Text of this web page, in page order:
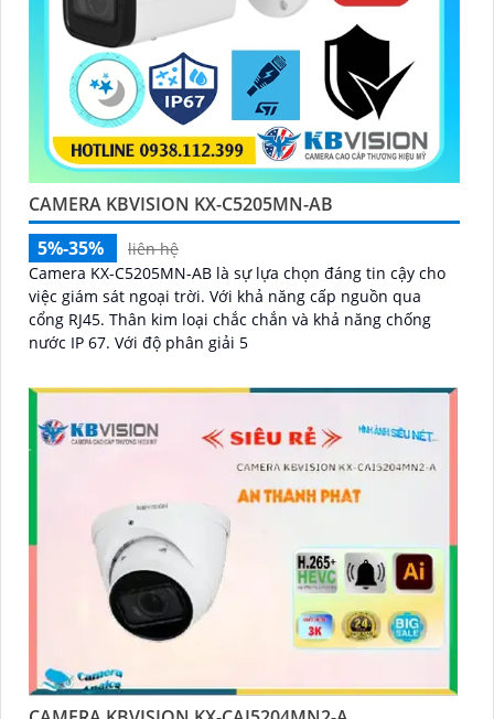
CAMERA KBVISION KX-C5205MN-AB
5%-35%
liên hệ
Camera KX-C5205MN-AB là sự lựa chọn đáng tin cậy cho
việc giám sát ngoại trời. Với khả năng cấp nguồn qua
cổng RJ45. Thân kim loại chắc chắn và khả năng chống
nước IP 67. Với độ phân giải 5